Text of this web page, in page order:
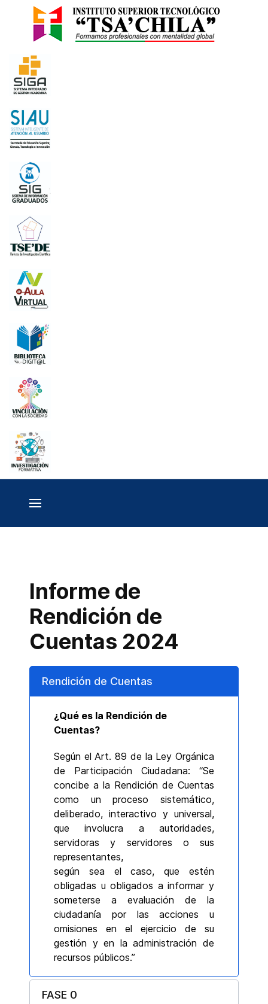
Informe de
Rendición de
Cuentas 2024
Rendición de Cuentas
¿Qué es la Rendición de
Cuentas?
Según el Art. 89 de la Ley Orgánica
de Participación Ciudadana: “Se
concibe a la Rendición de Cuentas
como un proceso sistemático,
deliberado, interactivo y universal,
que involucra a autoridades,
servidoras y servidores o sus
representantes,
según sea el caso, que estén
obligadas u obligados a informar y
someterse a evaluación de la
ciudadanía por las acciones u
omisiones en el ejercicio de su
gestión y en la administración de
recursos públicos.”
FASE 0